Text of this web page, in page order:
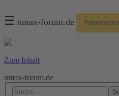
☰ nmax-forum.de
Zum Inhalt
nmax-forum.de